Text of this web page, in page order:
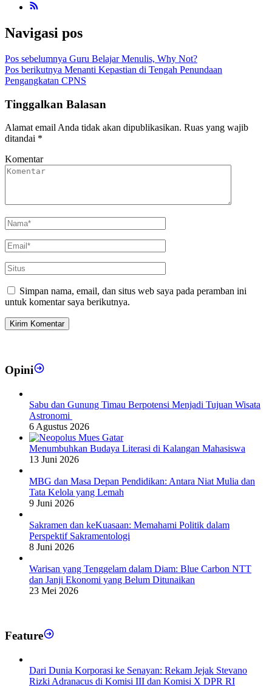
Navigasi pos
Pos sebelumnya Guru Belajar Menulis, Why Not?
Pos berikutnya Menanti Kepastian di Tengah Penundaan
Pengangkatan CPNS
Tinggalkan Balasan
Alamat email Anda tidak akan dipublikasikan. Ruas yang wajib
ditandai *
Komentar
Simpan nama, email, dan situs web saya pada peramban ini
untuk komentar saya berikutnya.
Opini
Sabu dan Gunung Timau Berpotensi Menjadi Tujuan Wisata
Astronomi
6 Agustus 2026
Menumbuhkan Budaya Literasi di Kalangan Mahasiswa
13 Juni 2026
MBG dan Masa Depan Pendidikan: Antara Niat Mulia dan
Tata Kelola yang Lemah
9 Juni 2026
Sakramen dan keKuasaan: Memahami Politik dalam
Perspektif Sakramentologi
8 Juni 2026
Warisan yang Tenggelam dalam Diam: Blue Carbon NTT
dan Janji Ekonomi yang Belum Ditunaikan
23 Mei 2026
Feature
Dari Dunia Korporasi ke Senayan: Rekam Jejak Stevano
Rizki Adranacus di Komisi III dan Komisi X DPR RI